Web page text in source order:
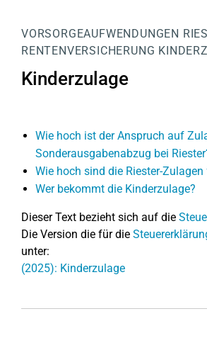
VORSORGEAUFWENDUNGEN
RENTENVERSICHERUNG
Kinderzulage
Wie hoch ist der Anspruch auf
Sonderausgabenabzug bei
Wie hoch sind die Riester-Zulagen
Wer bekommt die Kinderzulage?
Dieser Text bezieht sich auf die
Die Version die für die
unter:
(2025): Kinderzulage